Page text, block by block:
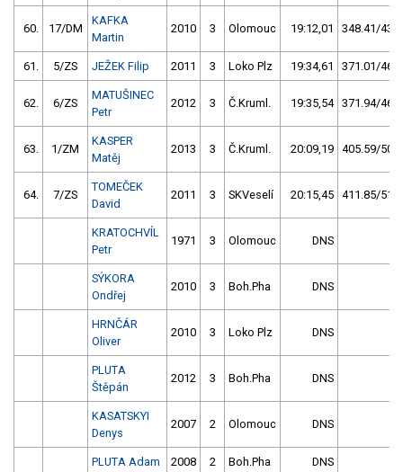
60. 17/DM
KAFKA
Martin
2010 3 Olomouc 19:12,01 348.41/43,4
61. 5/ZS JEŽEK Filip 2011 3 Loko Plz 19:34,61 371.01/46,2
62. 6/ZS
MATUŠINEC
Petr
2012 3 Č.Kruml. 19:35,54 371.94/46,3
63. 1/ZM
KASPER
Matěj
2013 3 Č.Kruml. 20:09,19 405.59/50,5
64. 7/ZS
TOMEČEK
David
2011 3 SKVeselí 20:15,45 411.85/51,3
KRATOCHVÍL
Petr
1971 3 Olomouc DNS
SÝKORA
Ondřej
2010 3 Boh.Pha DNS
HRNČÁR
Oliver
2010 3 Loko Plz DNS
PLUTA
Štěpán
2012 3 Boh.Pha DNS
KASATSKYI
Denys
2007 2 Olomouc DNS
PLUTA Adam 2008 2 Boh.Pha DNS